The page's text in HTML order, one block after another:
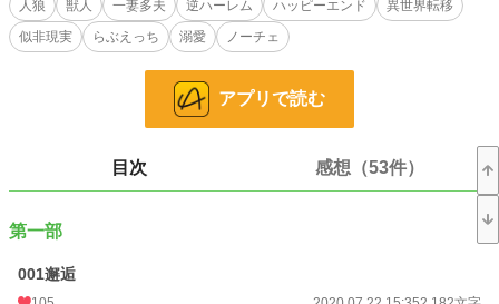
優しさを忘れられなかった。
リーダーで沈着冷静な美形の銀狼の理人、ワイルド系でぶっきらぼうだけど優し
い黒狼の雄吾、底抜けに明るくて可愛い茶狼の春。
群れから出た理由はそれぞれ事情があるようで？！
ません……)
※他サイトにも投稿しています。
人狼
獣人 一妻多夫 逆ハーレム ハッピーエンド
異世界転移
似非現実
らぶえっち 溺愛 ノーチェ
アプリで読む
目次 感想（53件）
第一部
001邂逅